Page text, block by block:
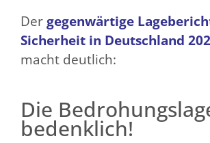
Dergegenwärtige
Sicherheit in Deutschland
macht deutlich:
Die
bedenklich!